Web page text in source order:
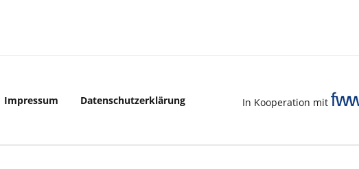
Impressum Datenschutzerklärung In Kooperation mit